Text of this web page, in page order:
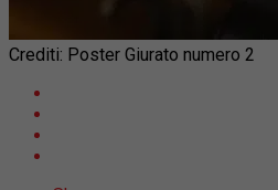
Crediti: Poster Giurato numero 2